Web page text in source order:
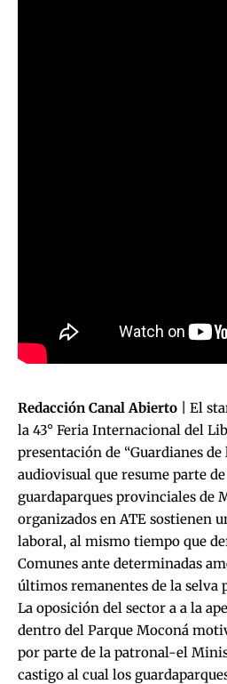
Redacción Canal Abierto | El
la 43° Feria Internacional del
presentación de “Guardianes
audiovisual que resume parte
guardaparques provinciales de
organizados en ATE sostienen
laboral, al mismo tiempo que
Comunes ante determinadas
últimos remanentes de la selva
La oposición del sector a a la
dentro del Parque Moconá
por parte de la patronal-el
castigo al cual los